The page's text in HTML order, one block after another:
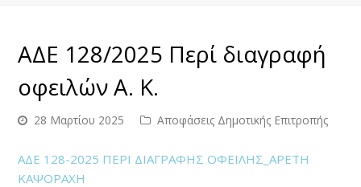
ΑΔΕ 128/2025 Περί διαγραφή
οφειλών Α. Κ.
28 Μαρτίου 2025 Αποφάσεις Δημοτικής Επιτροπής
ΑΔΕ 128-2025 ΠΕΡΙ ΔΙΑΓΡΑΦΗΣ ΟΦΕΙΛΗΣ_ΑΡΕΤΗ
ΚΑΨΟΡΑΧΗ